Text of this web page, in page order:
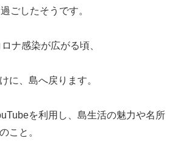
ごしたそうです。
ナ感染が広がる頃、
に、島へ戻ります。
を利用し、島生活の魅力や名所
こと。